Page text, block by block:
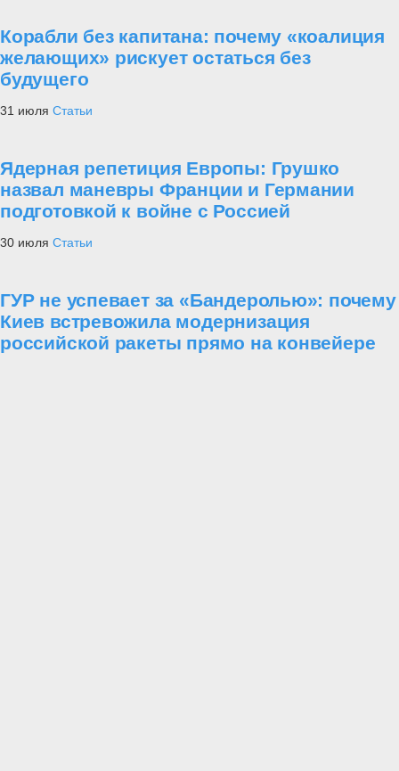
Корабли без капитана: почему «коалиция
желающих» рискует остаться без
будущего
31 июля Статьи
Ядерная репетиция Европы: Грушко
назвал маневры Франции и Германии
подготовкой к войне с Россией
30 июля Статьи
ГУР не успевает за «Бандеролью»: почему
Киев встревожила модернизация
российской ракеты прямо на конвейере